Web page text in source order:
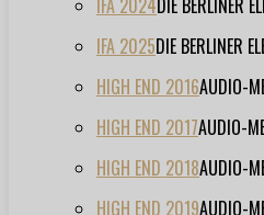
IFA 2024DIE BERLINER
IFA 2025DIE BERLINER
HIGH END 2016AUDIO-
HIGH END 2017AUDIO-
HIGH END 2018AUDIO-
HIGH END 2019AUDIO-